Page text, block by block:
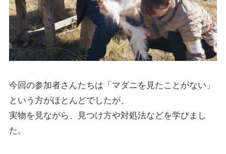
今回の参加者さんたちは「マダニを見たことがない」
という方がほとんどでしたが、
実物を見ながら、見つけ方や対処法などを学びまし
た。